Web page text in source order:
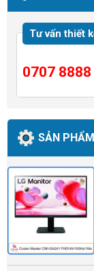
Tư vấn thiết
0707 8888
SẢN